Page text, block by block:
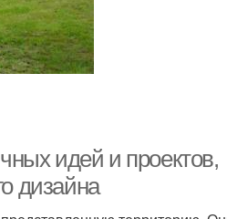
идей и проектов,
дизайна